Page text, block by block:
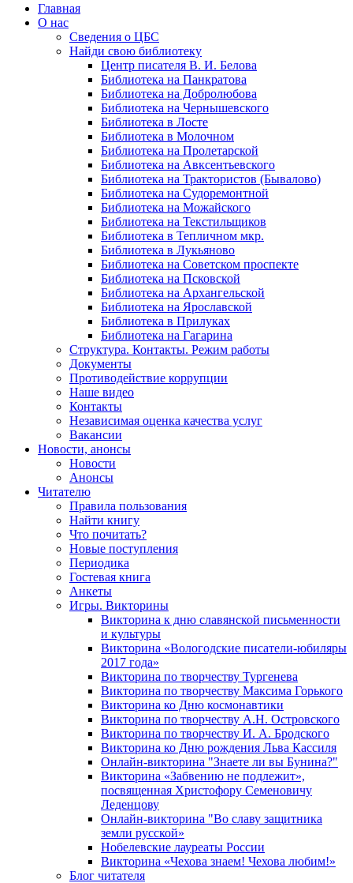
Главная
О нас
Сведения о ЦБС
Найди свою библиотеку
Центр писателя В. И. Белова
Библиотека на Панкратова
Библиотека на Добролюбова
Библиотека на Чернышевского
Библиотека в Лосте
Библиотека в Молочном
Библиотека на Пролетарской
Библиотека на Авксентьевского
Библиотека на Трактористов (Бывалово)
Библиотека на Судоремонтной
Библиотека на Можайского
Библиотека на Текстильщиков
Библиотека в Тепличном мкр.
Библиотека в Лукьяново
Библиотека на Советском проспекте
Библиотека на Псковской
Библиотека на Архангельской
Библиотека на Ярославской
Библиотека в Прилуках
Библиотека на Гагарина
Структура. Контакты. Режим работы
Документы
Противодействие коррупции
Наше видео
Контакты
Независимая оценка качества услуг
Вакансии
Новости, анонсы
Новости
Анонсы
Читателю
Правила пользования
Найти книгу
Что почитать?
Новые поступления
Периодика
Гостевая книга
Анкеты
Игры. Викторины
Викторина к дню славянской письменности
и культуры
Викторина «Вологодские писатели-юбиляры
2017 года»
Викторина по творчеству Тургенева
Викторина по творчеству Максима Горького
Викторина ко Дню космонавтики
Викторина по творчеству А.Н. Островского
Викторина по творчеству И. А. Бродского
Викторина ко Дню рождения Льва Кассиля
Онлайн-викторина "Знаете ли вы Бунина?"
Викторина «Забвению не подлежит»,
посвященная Христофору Семеновичу
Леденцову
Онлайн-викторина "Во славу защитника
земли русской»
Нобелевские лауреаты России
Викторина «Чехова знаем! Чехова любим!»
Блог читателя